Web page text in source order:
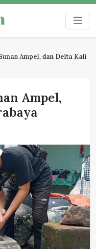
Ampel, dan Delta Kali
Ampel,